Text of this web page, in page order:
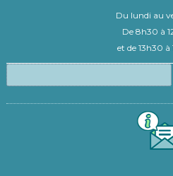
Du lundi au
De 8h30 à
et de 13h30